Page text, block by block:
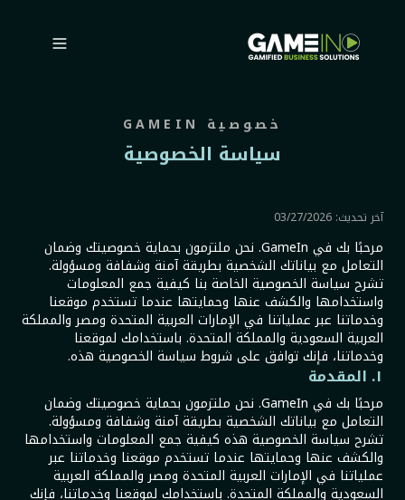
خصوصية GAMEIN
سياسة الخصوصية
آخر تحديث: 03/27/2026
مرحبًا بك في GameIn. نحن ملتزمون بحماية خصوصيتك وضمان
التعامل مع بياناتك الشخصية بطريقة آمنة وشفافة ومسؤولة.
تشرح سياسة الخصوصية الخاصة بنا كيفية جمع المعلومات
واستخدامها والكشف عنها وحمايتها عندما تستخدم موقعنا
وخدماتنا عبر عملياتنا في الإمارات العربية المتحدة ومصر والمملكة
العربية السعودية والمملكة المتحدة. باستخدامك لموقعنا
وخدماتنا، فإنك توافق على شروط سياسة الخصوصية هذه.
١. المقدمة
مرحبًا بك في GameIn. نحن ملتزمون بحماية خصوصيتك وضمان
التعامل مع بياناتك الشخصية بطريقة آمنة وشفافة ومسؤولة.
تشرح سياسة الخصوصية هذه كيفية جمع المعلومات واستخدامها
والكشف عنها وحمايتها عندما تستخدم موقعنا وخدماتنا عبر
عملياتنا في الإمارات العربية المتحدة ومصر والمملكة العربية
السعودية والمملكة المتحدة. باستخدامك لموقعنا وخدماتنا، فإنك